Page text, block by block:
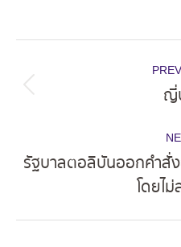
navigation
ญี่
รัฐบาลตอลิบันออกคำสั่
โดยไ